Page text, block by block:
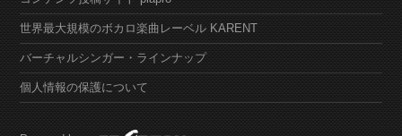
世界最大規模のボカロ楽曲レーベル KARENT
バーチャルシンガー・ラインナップ
個人情報の保護について